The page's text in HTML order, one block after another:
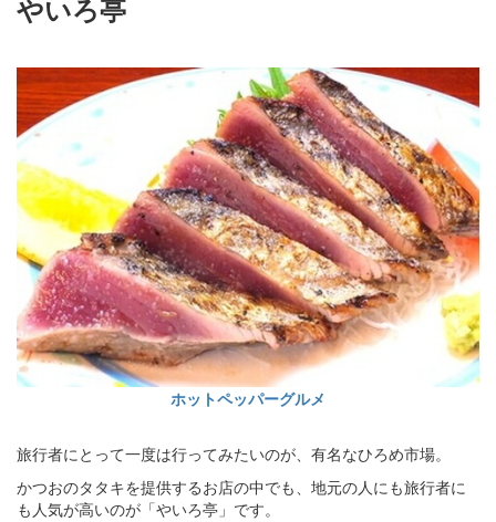
やいろ亭
ホットペッパーグルメ
旅行者にとって一度は行ってみたいのが、有名なひろめ市場。
かつおのタタキを提供するお店の中でも、地元の人にも旅行者に
も人気が高いのが「やいろ亭」です。